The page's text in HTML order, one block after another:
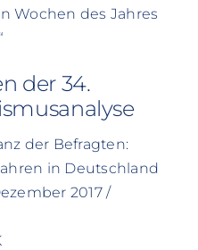
Wochen des Jahres
der 34.
der Befragten:
in Deutschland
2017 /